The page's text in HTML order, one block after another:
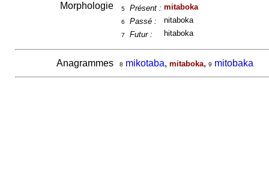
Morphologie 5 Présent : mitaboka
6 Passé : nitaboka
7 Futur : hitaboka
Anagrammes 8 mikotaba, mitaboka, 9 mitobaka